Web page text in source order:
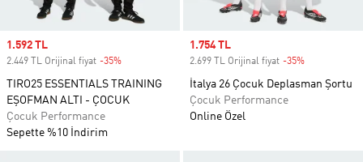
Sale price
1.592 TL
2.449 TL Orijinal fiyat -35%
TIRO25 ESSENTIALS TRAINING
EŞOFMAN ALTI - ÇOCUK
Çocuk Performance
Sepette %10 İndirim
Sale price
1.754 TL
2.699 TL Orijinal fiyat -35%
İtalya 26 Çocuk Deplasman Şortu
Çocuk Performance
Online Özel